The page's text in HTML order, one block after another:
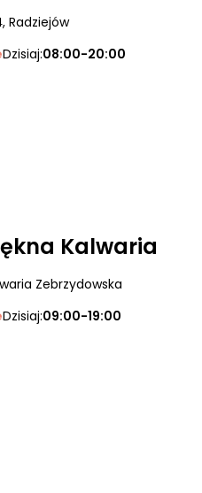
, Radziejów
Dzisiaj:08:00-20:00
Kalwaria
Zebrzydowska
Dzisiaj:09:00-19:00